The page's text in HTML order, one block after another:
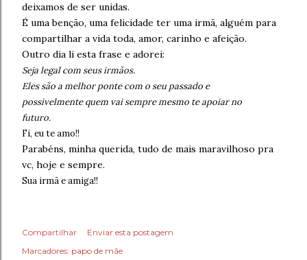
deixamos de ser unidas.
É uma benção, uma felicidade ter uma irmã, alguém para
compartilhar a vida toda, amor, carinho e afeição.
Outro dia li esta frase e adorei:
Seja legal com seus irmãos.
Eles são a melhor ponte com o seu passado e
possivelmente quem vai sempre mesmo te apoiar no
futuro.
Fi, eu te amo!!
Parabéns, minha querida, tudo de mais maravilhoso pra
vc, hoje e sempre.
Sua irmã e amiga!!
Compartilhar
Enviar esta postagem
Marcadores: papo de mãe